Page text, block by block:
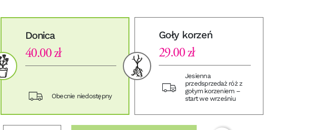
Donica
40.00 zł
Obecnie niedostępny
Goły korzeń
29.00 zł
Jesienna
przedsprzedaż róż z
gołym korzeniem –
start we wrześniu